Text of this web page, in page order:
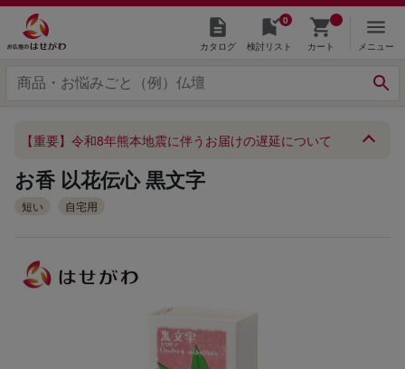
カタログ
0
検討リスト カート メニュー
【重要】令和8年熊本地震に伴うお届けの遅延について
お香 以花伝心 黒文字
短い 自宅用